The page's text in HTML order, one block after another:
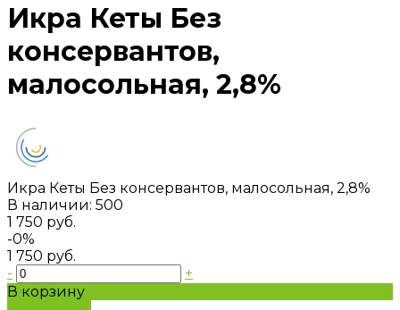
Икра Кеты Без
консервантов,
малосольная, 2,8%
Икра Кеты Без консервантов, малосольная, 2,8%
В наличии: 500
1 750 руб.
-0%
1 750 руб.
-
+
В корзину